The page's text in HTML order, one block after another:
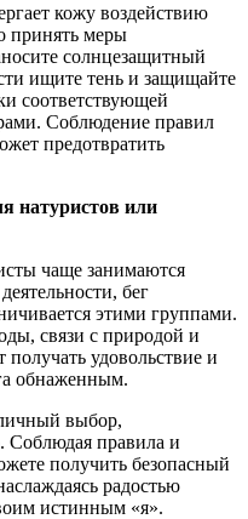
кожу воздействию
принять меры
солнцезащитный
ищите тень и защищайте
соответствующей
Соблюдение правил
предотвратить
натуристов или
чаще занимаются
бег
этими группами.
связи с природой и
удовольствие и
обнаженным.
выбор,
Соблюдая правила и
получить безопасный
радостью
истинным «я».